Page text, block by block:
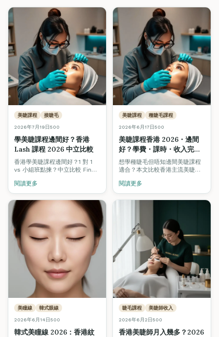
美睫課程 接睫毛
2026年7月19日500
學美睫課程邊間好？香港
Lash 課程 2026 中立比較
香港學美睫課程邊間好？1 對 1
vs 小組班點揀？中立比較 Fine
等 lash 課程學費、真人模特
兒、認證、實習睫毛量、就業支
援。
閱讀更多
美睫課程 種睫毛課程
2026年6月17日500
美睫課程香港 2026・邊間
好？學費・課時・收入完整
比較
想學種睫毛但唔知邊間美睫課程
適合？本文比較香港主流美睫課
Lift、ITEC 國際證書，附學費、
課時、考牌、新手月入分析。
閱讀更多
美瞳線 韓式眼線
2026年6月14日500
韓式美瞳線 2026：香港紋
睫毛課程 美睫師收入
2026年6月2日500
香港美睫師月入幾多？2026